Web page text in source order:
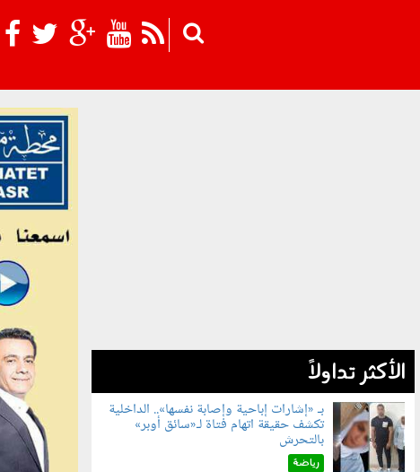
الأكثر تداولاً
060804.jpg
بـ «إشارات إباحية وإصابة نفسها».. الداخلية
تكشف حقيقة اتهام فتاة لـ«سائق أوبر»
بالتحرش
رياضة